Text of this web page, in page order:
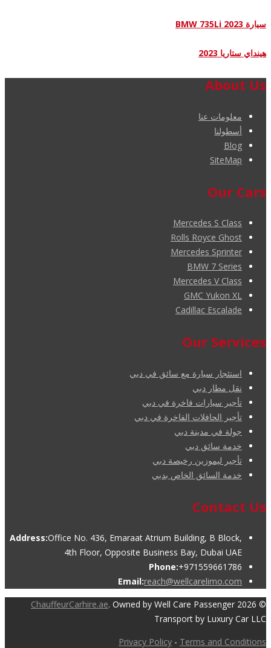
سيارة BMW 735Li 2023
هينداي ستاريا 2023
About Us
معلومات عنا
أسطولنا
Blog
SiteMap
Our Cars
Mercedes S Class
Rolls Royce Ghost
Mercedes Sprinter
BMW 7 Series
Mercedes V Class
GMC Yukon XL
Cadillac Escalade
Our Services
استئجار سيارة مع سائق في دبي
نقل مطار دبي
تأجير سيارات فاخرة في دبي
تأجير الحافلات الفاخرة في دبي
جولة في مدينة دبي
خدمة سائق دبي
تأجير ليموزين رخيصة دبي
خدمة السائق الخاص بدبي
Contact Us
Address:Office No. 436, Emaraat Atrium Building, B Block,
4th Floor, Opposite Business Bay, Dubai UAE
Phone:+971559661786
Email:reach@wellcarelimo.com
© 2026
ChauffeurCarhire.ae. Owned by Well Care Passenger
Transport by Luxury Car LLC
Privacy Policy - Terms and Conditions